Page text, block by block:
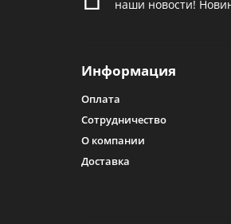
наши новости!
Информация
Оплата
Сотрудничество
О компании
Доставка